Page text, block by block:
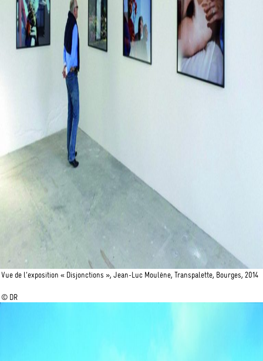
Vue de l’exposition « Disjonctions », Jean-Luc Moulène, Transpalette, Bourges, 2014
© DR